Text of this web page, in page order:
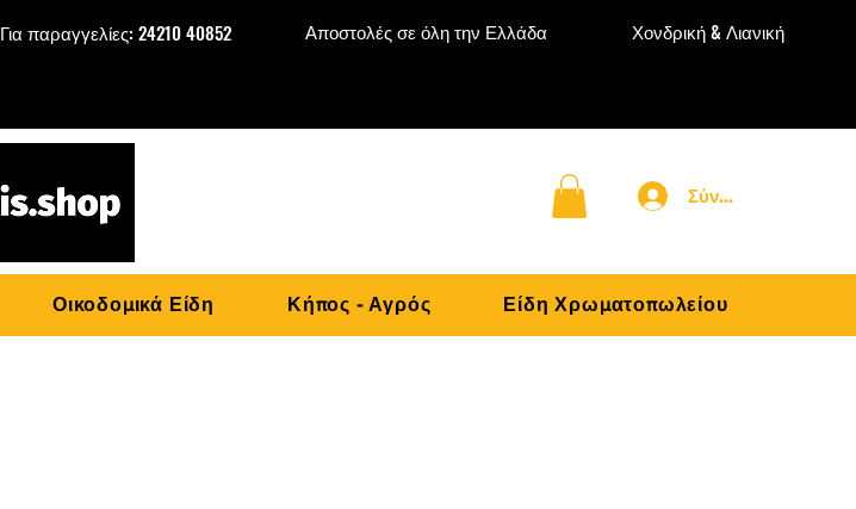
Για παραγγελίες: 24210 40852 Αποστολές σε όλη την Ελλάδα Χονδρική & Λιανική
Σύνδεση
Οικοδομικά Είδη Κήπος - Αγρός Είδη Χρωματοπωλείου